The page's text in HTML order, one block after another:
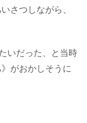
さつしながら、
いだった、と当時
がおかしそうに